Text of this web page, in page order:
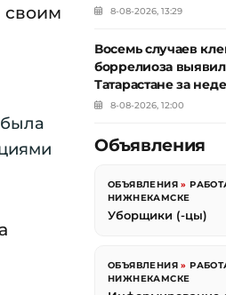
своим 8-08-2026, 13:29
Восемь случаев
боррелиоза
Татарастане за
8-08-2026, 12:00
Объявления
ОБЪЯВЛЕНИЯ »
НИЖНЕКАМСКЕ
Уборщики (-цы)
ОБЪЯВЛЕНИЯ »
НИЖНЕКАМСКЕ